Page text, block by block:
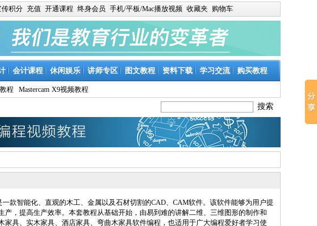
传积分 充值 开通课程 终身会员 手机/平板/Mac播放视频 收藏夹 购物车
会计课程 休闲娱乐 讲师专区 图文教程 资料下载 学习交流 购买教程
程 Mastercam X9视频教程
一款智能化、直观的木工、金属以及石材切割的CAD、CAM软件。该软件能够为用户提
产，提高生产效率。本套教程从基础开始，由易到难的讲解二维、三维图形的制作和
家具、实木家具、酒店家具、弯曲木家具软件编程，也适用于广大编程爱好者学习使